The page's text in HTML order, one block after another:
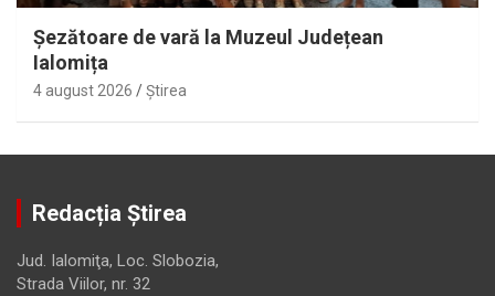
Șezătoare de vară la Muzeul Județean
Ialomița
4 august 2026 Ştirea
Redacția Știrea
Jud. Ialomiţa, Loc. Slobozia,
Strada Viilor, nr. 32